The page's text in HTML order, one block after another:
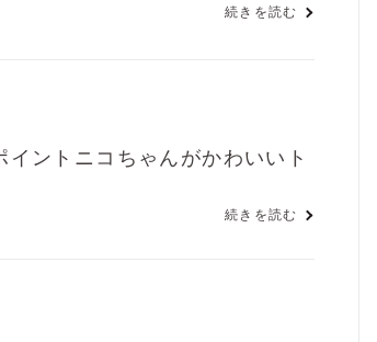
続きを読む
イントニコちゃんがかわいいト
続きを読む